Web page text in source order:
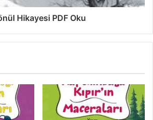
Hikayesi PDF Oku